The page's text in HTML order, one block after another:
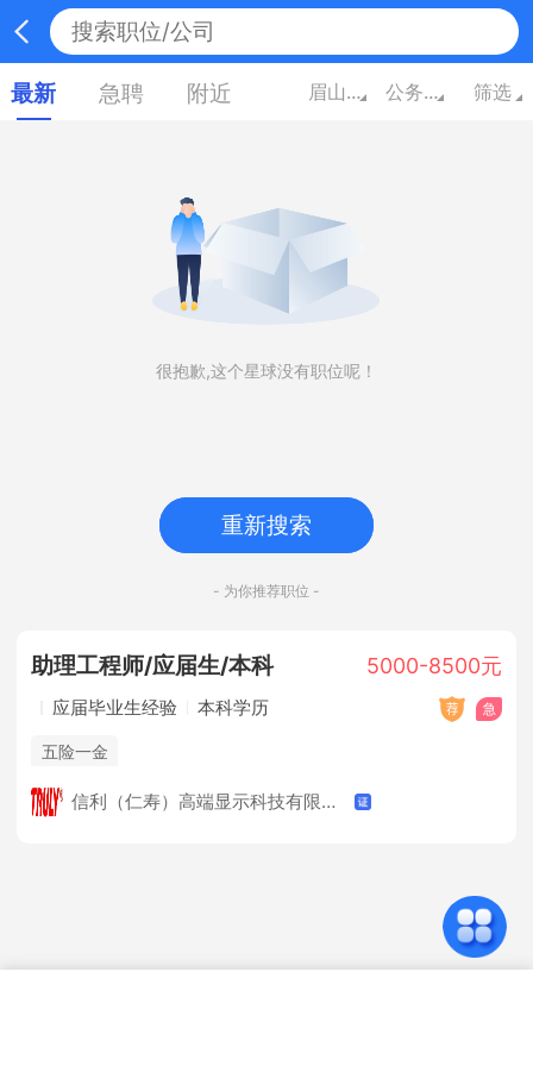
最新 急聘 附近 眉山四川 公务员/翻译/其他 筛选
很抱歉,这个星球没有职位呢！
重新搜索
- 为你推荐职位 -
助理工程师/应届生/本科 5000-8500元
应届毕业生经验 本科学历
五险一金
信利（仁寿）高端显示科技有限公司